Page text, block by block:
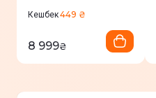
Кешбек449 ₴
8 999₴